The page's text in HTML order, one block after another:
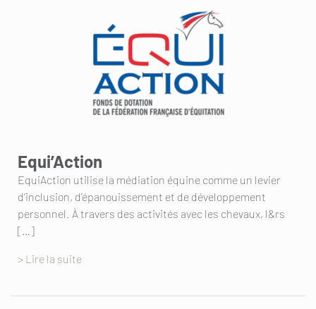
Equi’Action
EquiAction utilise la médiation équine comme un levier
d’inclusion, d’épanouissement et de développement
personnel. À travers des activités avec les chevaux, l&rs
[…]
> Lire la suite